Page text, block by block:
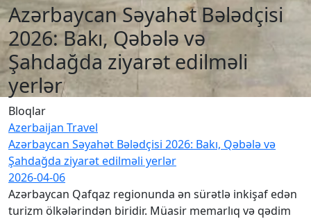
Azərbaycan Səyahət Bələdçisi
2026: Bakı, Qəbələ və
Şahdağda ziyarət edilməli
yerlər
Bloqlar
Azerbaijan Travel
Azərbaycan Səyahət Bələdçisi 2026: Bakı, Qəbələ və
Şahdağda ziyarət edilməli yerlər
2026-04-06
Azərbaycan Qafqaz regionunda ən sürətlə inkişaf edən
turizm ölkələrindən biridir. Müasir memarlıq və qədim